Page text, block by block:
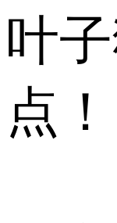
叶
点！